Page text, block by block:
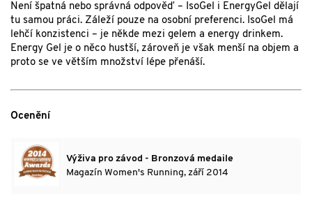
Není špatná nebo správná odpověď – IsoGel i EnergyGel dělají
tu samou práci. Záleží pouze na osobní preferenci. IsoGel má
lehčí konzistenci – je někde mezi gelem a energy drinkem.
Energy Gel je o něco hustší, zároveň je však menší na objem a
proto se ve větším množství lépe přenáší.
Ocenění
Výživa pro závod - Bronzová medaile
Magazín Women's Running, září 2014